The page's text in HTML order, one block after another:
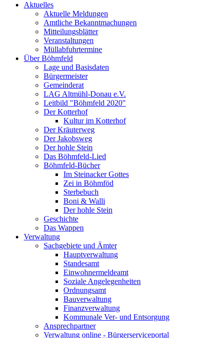
Aktuelles
Aktuelle Meldungen
Amtliche Bekanntmachungen
Mitteilungsblätter
Veranstaltungen
Müllabfuhrtermine
Über Böhmfeld
Lage und Basisdaten
Bürgermeister
Gemeinderat
LAG Altmühl-Donau e.V.
Leitbild "Böhmfeld 2020"
Der Kotterhof
Kultur im Kotterhof
Der Kräuterweg
Der Jakobsweg
Der hohle Stein
Das Böhmfeld-Lied
Böhmfeld-Bücher
Im Steinacker Gottes
Zei in Böhmföd
Sterbebuch
Boni & Walli
Der hohle Stein
Geschichte
Das Wappen
Verwaltung
Sachgebiete und Ämter
Hauptverwaltung
Standesamt
Einwohnermeldeamt
Soziale Angelegenheiten
Ordnungsamt
Bauverwaltung
Finanzverwaltung
Kommunale Ver- und Entsorgung
Ansprechpartner
Verwaltung online - Bürgerserviceportal